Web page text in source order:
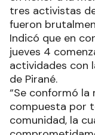
tres activistas
fueron
Indicó que en
jueves 4
actividades con
de Pirané.
“Se conformó
compuesta por
comunidad, la